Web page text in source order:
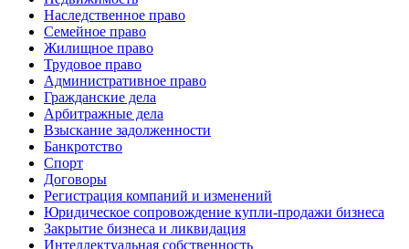
Наследственное право
Семейное право
Жилищное право
Трудовое право
Административное право
Гражданские дела
Арбитражные дела
Взыскание задолженности
Банкротство
Спорт
Договоры
Регистрация компаний и изменений
Юридическое сопровождение купли-продажи бизнеса
Закрытие бизнеса и ликвидация
Интеллектуальная собственность